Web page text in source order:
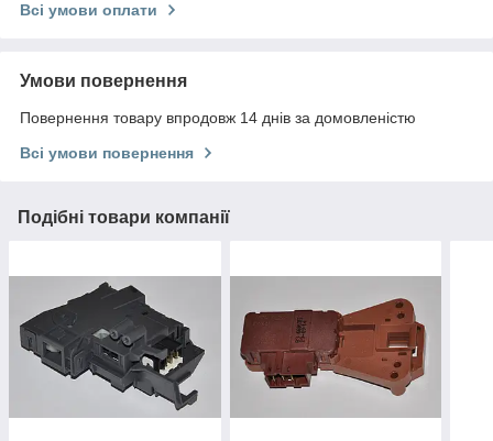
Всі умови оплати
Умови повернення
Повернення товару впродовж 14 днів за домовленістю
Всі умови повернення
Подібні товари компанії